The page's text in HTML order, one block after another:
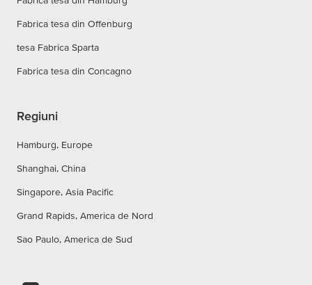
Fabrica tesa din Offenburg
tesa Fabrica Sparta
Fabrica tesa din Concagno
Regiuni
Hamburg, Europe
Shanghai, China
Singapore, Asia Pacific
Grand Rapids, America de Nord
Sao Paulo, America de Sud